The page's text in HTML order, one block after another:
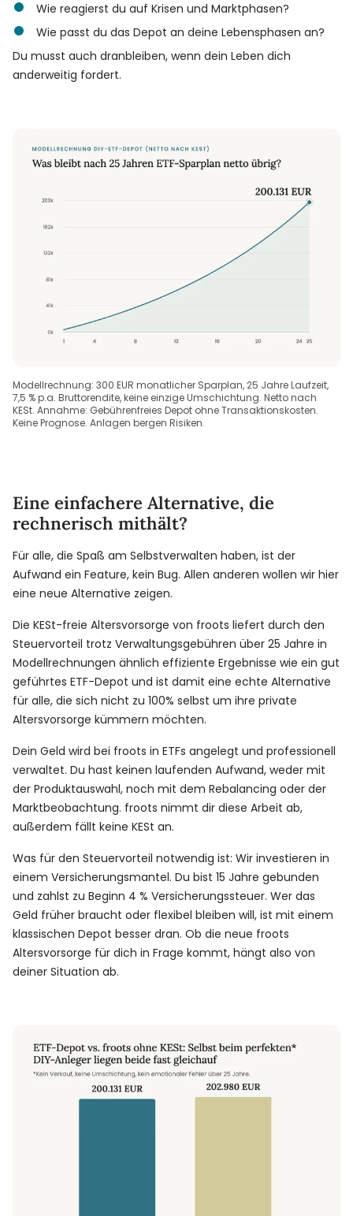
Modellrechnung: 300 EUR monatlicher Sparplan, 25 Jahre Laufzeit,
7,5 % p.a. Bruttorendite, keine einzige Umschichtung. Netto nach
KESt. Annahme: Gebührenfreies Depot ohne Transaktionskosten.
Keine Prognose. Anlagen bergen Risiken.
Wie reagierst du auf Krisen und Marktphasen?
Wie passt du das Depot an deine Lebensphasen an?
Du musst auch dranbleiben, wenn dein Leben dich
anderweitig fordert.
Eine einfachere Alternative, die
rechnerisch mithält?
Für alle, die Spaß am Selbstverwalten haben, ist der
Aufwand ein Feature, kein Bug. Allen anderen wollen wir hier
eine neue Alternative zeigen.
Die KESt-freie Altersvorsorge von froots liefert durch den
Steuervorteil trotz Verwaltungsgebühren über 25 Jahre in
Modellrechnungen ähnlich effiziente Ergebnisse wie ein gut
geführtes ETF-Depot und ist damit eine echte Alternative
für alle, die sich nicht zu 100% selbst um ihre private
Altersvorsorge kümmern möchten.
Dein Geld wird bei froots in ETFs angelegt und professionell
verwaltet. Du hast keinen laufenden Aufwand, weder mit
der Produktauswahl, noch mit dem Rebalancing oder der
Marktbeobachtung. froots nimmt dir diese Arbeit ab,
außerdem fällt keine KESt an.
Was für den Steuervorteil notwendig ist: Wir investieren in
einem Versicherungsmantel. Du bist 15 Jahre gebunden
und zahlst zu Beginn 4 % Versicherungssteuer. Wer das
Geld früher braucht oder flexibel bleiben will, ist mit einem
klassischen Depot besser dran. Ob die neue froots
Altersvorsorge für dich in Frage kommt, hängt also von
deiner Situation ab.